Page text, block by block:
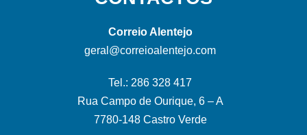
Correio Alentejo
geral@correioalentejo.com
Tel.: 286 328 417
Rua Campo de Ourique, 6 – A
7780-148 Castro Verde